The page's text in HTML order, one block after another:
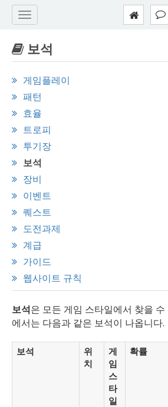
보석
게임플레이
패턴
효율
트로피
투기장
보석
장비
이벤트
퀘스트
도전과제
계급
가이드
웹사이트 규칙
보석은 모든 게임 스타일에서 찾을
에서는 다음과 같은 보석이 나옵니다.
보석
위
치
게
임
스
타
일
확률